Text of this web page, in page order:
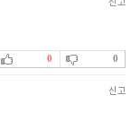
0 0
신고